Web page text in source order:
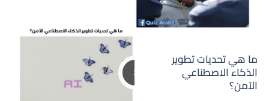
ما هي تحديات تطوير
الذكاء الاصطناعي
الآمن؟